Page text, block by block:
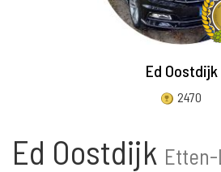
Ed Oostdijk
2470
Ed Oostdijk